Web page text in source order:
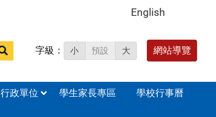
English
搜
字級： 小 預設 大 網站導覽
行政單位 學生家長專區
學校行事曆